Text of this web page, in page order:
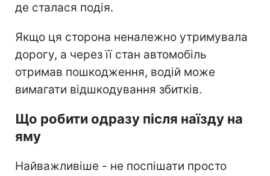
де сталася подія.
Якщо ця сторона неналежно утримувала
дорогу, а через її стан автомобіль
отримав пошкодження, водій може
вимагати відшкодування збитків.
Що робити одразу після наїзду на
яму
Найважливіше - не поспішати просто